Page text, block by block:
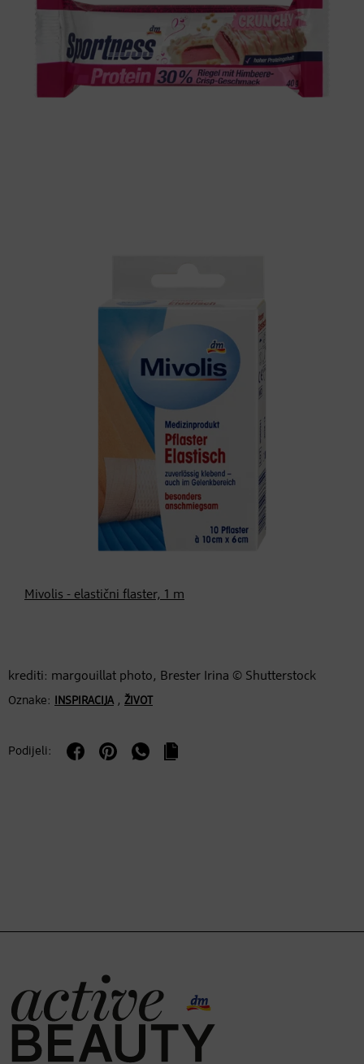
Mivolis - elastični flaster, 1 m
krediti: margouillat photo, Brester Irina © Shutterstock
Oznake: INSPIRACIJA, ŽIVOT
Podijeli: